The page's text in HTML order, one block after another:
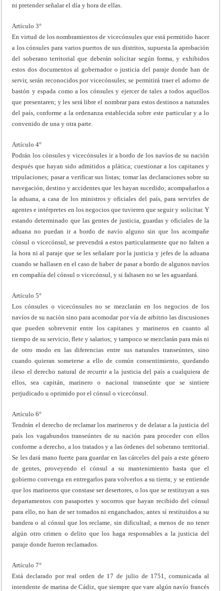
ni pretender señalar el día y hora de ellas.
Artículo 3°
En virtud de los nombramientos de vicecónsules que está permitido hacer
a los cónsules para varios puertos de sus distritos, supuesta la aprobación
del soberano territorial que deberán solicitar según forma, y exhibidos
estos dos documentos al gobernador o justicia del paraje donde han de
servir, serán reconocidos por vicecónsules; se permitirá traer el adorno de
bastón y espada como a los cónsules y ejercer de tales a todos aquellos
que presentaren; y les será libre el nombrar para estos destinos a naturales
del país, conforme a la ordenanza establecida sobre este particular y a lo
convenido de una y otra parte.
Artículo 4°
Podrán los cónsules y vicecónsules ir a bordo de los navíos de su nación
después que hayan sido admitidos a plática; cuestionar a los capitanes y
tripulaciones; pasar a verificar sus listas; tomar las declaraciones sobre su
navegación, destino y accidentes que les hayan sucedido; acompañarlos a
la aduana, a casa de los ministros y oficiales del país, para servirles de
agentes e intérpretes en los negocios que tuvieren que seguir y solicitar. Y
estando determinado que las gentes de justicia, guardas y oficiales de la
aduana no puedan ir a bordo de navío alguno sin que los acompañe
cónsul o vicecónsul, se prevendrá a estos particularmente que no falten a
la hora ni al paraje que se les señalare por la justicia y jefes de la aduana
cuando se hallasen en el caso de haber de pasar a bordo de algunos navíos
en compañía del cónsul o vicecónsul, y si faltasen no se les aguardará.
Artículo 5°
Los cónsules o vicecónsules no se mezclarán en los negocios de los
navíos de su nación sino para acomodar por vía de arbitrio las discusiones
que pueden sobrevenir entre los capitanes y marineros en cuanto al
tiempo de su servicio, flete y salarios; y tampoco se mezclarán para más ni
de otro modo en las diferencias entre sus naturales transeúntes, sino
cuando quieran someterse a ello de común consentimiento, quedando
ileso el derecho natural de recurrir a la justicia del país a cualquiera de
ellos, sea capitán, marinero o nacional transeúnte que se sintiere
perjudicado u oprimido por el cónsul o vicecónsul.
Artículo 6°
Tendrán el derecho de reclamar los marineros y de delatar a la justicia del
país los vagabundos transeúntes de su nación para proceder con ellos
conforme a derecho, a los tratados y a las órdenes del soberano territorial.
Se les dará mano fuerte para guardar en las cárceles del país a este género
de gentes, proveyendo el cónsul a su mantenimiento hasta que el
gobierno convenga en entregarlos para volverlos a su tierra; y se entiende
que los marineros que constase ser desertores, o los que se restituyan a sus
departamentos con pasaportes y socorros que hayan recibido del cónsul
para ello, no han de ser tomados ni enganchados; antes sí restituidos a su
bandera o al cónsul que los reclame, sin dificultad; a menos de no tener
algún otro crimen o delito que los haga responsables a la justicia del
paraje donde fueron reclamados.
Artículo 7°
Está declarado por real orden de 17 de julio de 1751, comunicada al
intendente de marina de Cádiz, que siempre que vare algún navío francés